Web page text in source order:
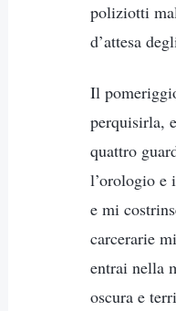
poliziotti
d’attesa
Il
perquisirla,
quattro
l’orologio e
e mi
carcerarie
entrai nella
oscura e